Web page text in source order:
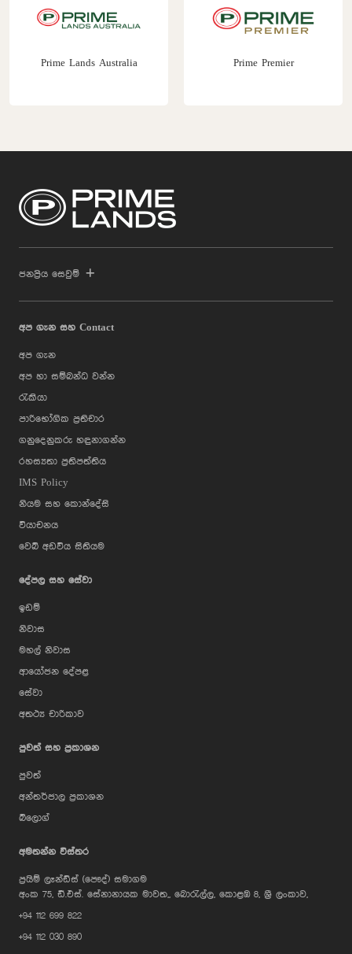
Prime Premier Prime Construction
ජනප්‍රිය සෙවුම්
අප ගැන සහ Contact
අප ගැන
අප හා සම්බන්ධ වන්න
රැකියා
පාරිභෝගික ප්‍රතිචාර
ගනුදෙනුකරු හඳුනාගන්න
රහස්‍යතා ප්‍රතිපත්තිය
IMS Policy
නියම සහ කොන්දේසි
වියාචනය
වෙබ් අඩවිය සිතියම
දේපල සහ සේවා
ඉඩම්
නිවාස
මහල් නිවාස
ආයෝජන දේපළ
සේවා
අතථ්‍ය චාරිකාව
පුවත් සහ ප්‍රකාශන
පුවත්
අන්තර්ජාල ප්‍රකාශන
බ්ලොග්
අමතන්න විස්තර
ප්‍රයිම් ලෑන්ඩ්ස් (පෞද්) සමාගම
අංක 75, ඩී.එස්. සේනානායක මාවත,, බොරැල්ල, කොළඹ 8, ශ්‍රී ලංකාව,
+94 112 699 822
+94 112 030 890
Hi, I'm Prime Bee, Your AI